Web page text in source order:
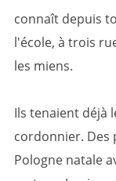
connaît depuis
l'école, à trois
les miens.
Ils tenaient déjà
cordonnier. Des
Pologne natale